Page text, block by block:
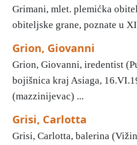
Grimani, mlet. plemićka
obiteljske grane, poznate u
Grion, Giovanni
Grion, Giovanni, iredentist
bojišnica kraj Asiaga,
(mazzinijevac) ...
Grisi, Carlotta
Grisi, Carlotta, balerina